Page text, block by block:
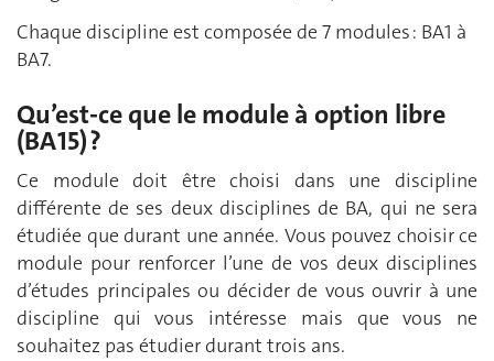
Chaque discipline est composée de 7 modules : BA1 à
BA7.
Qu’est-ce que le module à option libre
(BA15) ?
Ce module doit être choisi dans une discipline
différente de ses deux disciplines de BA, qui ne sera
étudiée que durant une année. Vous pouvez choisir ce
module pour renforcer l’une de vos deux disciplines
d’études principales ou décider de vous ouvrir à une
discipline qui vous intéresse mais que vous ne
souhaitez pas étudier durant trois ans.